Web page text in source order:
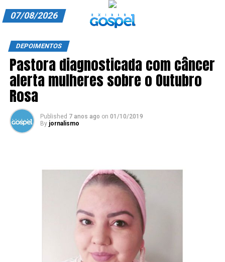
ANUNCIE CONOSCO
ASSINE
CARRINHO
EDITORIAL
EXPEDIENTE
07/08/2026
DEPOIMENTOS
Pastora diagnosticada com câncer
alerta mulheres sobre o Outubro
Rosa
Published 7 anos ago on 01/10/2019
By jornalismo